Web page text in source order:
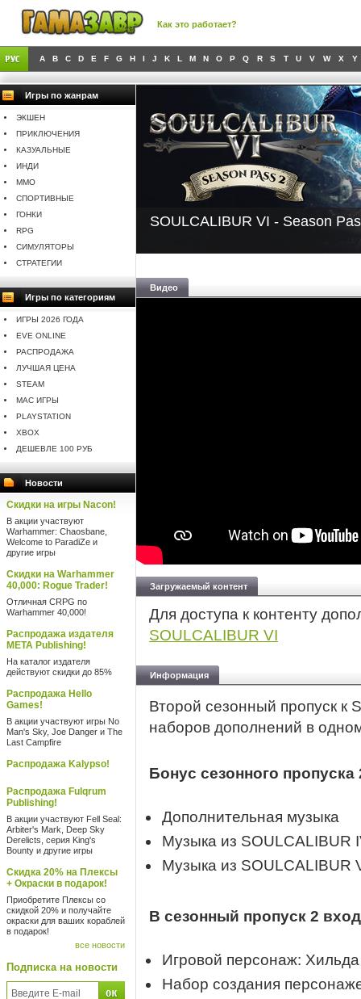
Как это работает?
A B C D E F G H I J K L M N O P Q R S T U V W X Y
Игры по жанрам
ЭКШЕН
ПРИКЛЮЧЕНИЯ
КАЗУАЛЬНЫЕ
ИНДИ
MMO
СПОРТИВНЫЕ
ГОНКИ
RPG
СИМУЛЯТОРЫ
СТРАТЕГИИ
Игры по категориям
ИГРЫ 2026 ГОДА
EVE ONLINE
РАСПРОДАЖА
ЛУЧШАЯ ЦЕНА
STEAM
MAC ИГРЫ
PLAYSTATION
XBOX
ДЕШЕВЛЕ 100 РУБ
Новости
Скидки на игры Nacon!
В акции участвуют
Warhammer: Chaosbane,
Welcome to ParadiZe и
другие игры
Скидки на Warhammer
40,000: Rogue Trader!
Отличная CRPG по
Warhammer 40,000!
Распродажа издателя
META Publishing!
На каталог издателя
действуют скидки до 85%
Распродажа Hello
Games!
В акции участвуют игры No
Man's Sky, Joe Danger и The
Last Campfire
Распродажа Kalypso!
Распродажа Fulqrum
Publishing!
В акции участвуют Fell Seal:
Arbiter's Mark, Deep Sky
Derelicts, серия King's
Bounty и другие игры
Скидка 20% на Плексы
+ Окраски в подарок!
Приобретите Плексы со
скидкой 20% и получайте
окраски для ваших кораблей
в подарок!
все новости
Подписка на новости
SOULCALIBUR VI - Season
Видео
Загружаемый контент
Для доступа к контенту
SOULCALIBUR VI
Информация
Второй сезонный пропуск к
наборов дополнений в
Бонус сезонного пропуска
Дополнительная музыка
Музыка из SOULCALIBUR
Музыка из SOULCALIBUR
В сезонный пропуск 2
Игровой персонаж: Хильда
Набор создания